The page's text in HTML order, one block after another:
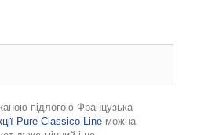
підлогою Французька
ії Pure Classico Line можна